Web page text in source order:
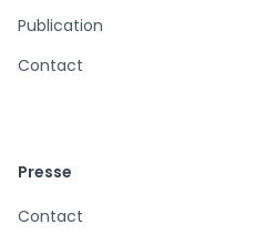
Publication
Contact
Presse
Contact